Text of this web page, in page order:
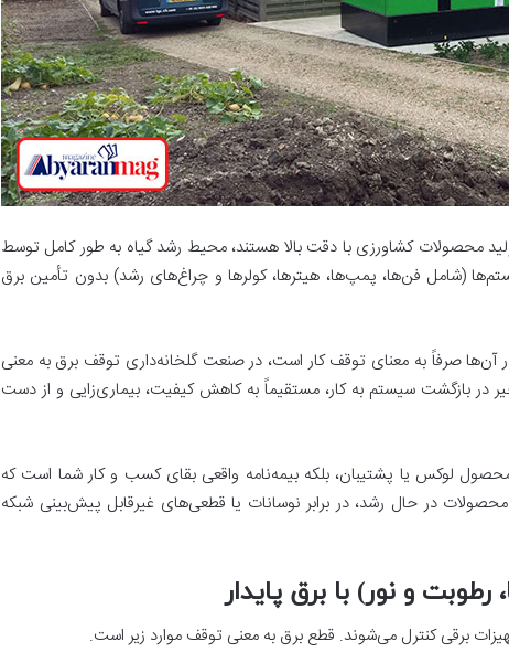
محصولات کشاورزی با دقت بالا هستند، محیط رشد گیاه به طور کامل توسط
(شامل فن‌ها، پمپ‌ها، هیترها، کولرها و چراغ‌های رشد) بدون تأمین برق
آن‌ها صرفاً به معنای توقف کار است، در صنعت گلخانه‌داری توقف برق به معنی
در بازگشت سیستم به کار، مستقیماً به کاهش کیفیت، بیماری‌زایی و از دست
محصول لوکس یا پشتیبان، بلکه بیمه‌نامه واقعی بقای کسب و کار شما است که
در حال رشد، در برابر نوسانات یا قطعی‌های غیرقابل پیش‌بینی شبکه
و نور) با برق پایدار
برقی کنترل می‌شوند. قطع برق به معنی توقف موارد زیر است.